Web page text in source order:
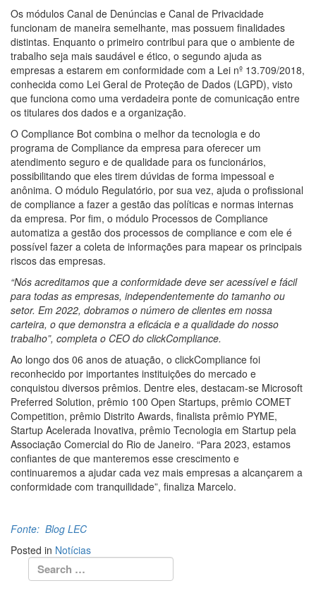
Os módulos Canal de Denúncias e Canal de Privacidade
funcionam de maneira semelhante, mas possuem finalidades
distintas. Enquanto o primeiro contribui para que o ambiente de
trabalho seja mais saudável e ético, o segundo ajuda as
empresas a estarem em conformidade com a Lei nº 13.709/2018,
conhecida como Lei Geral de Proteção de Dados (LGPD), visto
que funciona como uma verdadeira ponte de comunicação entre
os titulares dos dados e a organização.
O Compliance Bot combina o melhor da tecnologia e do
programa de Compliance da empresa para oferecer um
atendimento seguro e de qualidade para os funcionários,
possibilitando que eles tirem dúvidas de forma impessoal e
anônima. O módulo Regulatório, por sua vez, ajuda o profissional
de compliance a fazer a gestão das políticas e normas internas
da empresa. Por fim, o módulo Processos de Compliance
automatiza a gestão dos processos de compliance e com ele é
possível fazer a coleta de informações para mapear os principais
riscos das empresas.
“Nós acreditamos que a conformidade deve ser acessível e fácil
para todas as empresas, independentemente do tamanho ou
setor. Em 2022, dobramos o número de clientes em nossa
carteira, o que demonstra a eficácia e a qualidade do nosso
trabalho”, completa o CEO do clickCompliance.
Ao longo dos 06 anos de atuação, o clickCompliance foi
reconhecido por importantes instituições do mercado e
conquistou diversos prêmios. Dentre eles, destacam-se Microsoft
Preferred Solution, prêmio 100 Open Startups, prêmio COMET
Competition, prêmio Distrito Awards, finalista prêmio PYME,
Startup Acelerada Inovativa, prêmio Tecnologia em Startup pela
Associação Comercial do Rio de Janeiro. “Para 2023, estamos
confiantes de que manteremos esse crescimento e
continuaremos a ajudar cada vez mais empresas a alcançarem a
conformidade com tranquilidade”, finaliza Marcelo.
Fonte: Blog LEC
Posted in Notícias